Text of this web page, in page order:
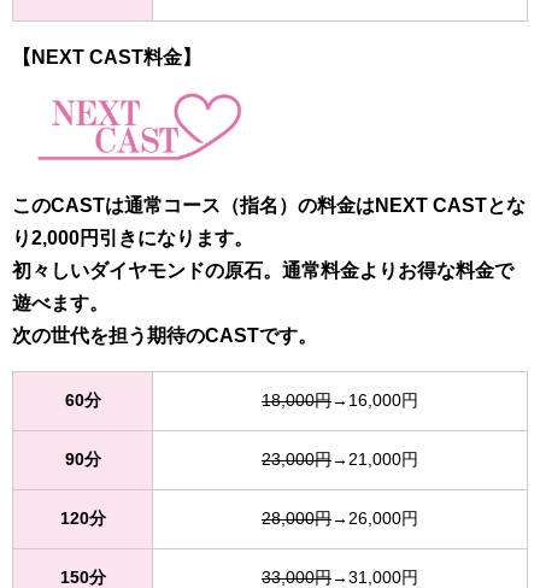
【NEXT CAST料金】
このCASTは通常コース（指名）の料金はNEXT CASTとな
り2,000円引きになります。
初々しいダイヤモンドの原石。通常料金よりお得な料金で
遊べます。
次の世代を担う期待のCASTです。
60分 18,000円→16,000円
90分 23,000円→21,000円
120分 28,000円→26,000円
150分 33,000円→31,000円